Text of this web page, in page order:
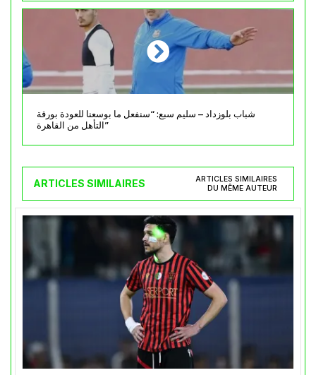
شباب بلوزداد – سليم سبع: “سنفعل ما بوسعنا للعودة بورقة
التأهل من القاهرة”
ARTICLES SIMILAIRES
ARTICLES SIMILAIRES
DU MÊME AUTEUR